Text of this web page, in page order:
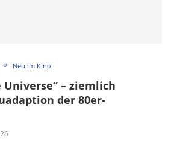
Neu im Kino
– ziemlich
der 80er-